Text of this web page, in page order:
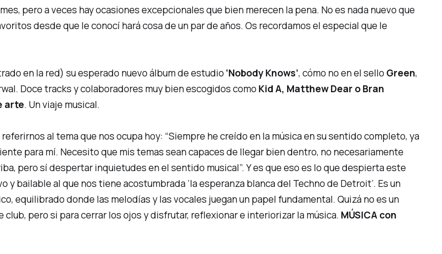
pero a veces hay ocasiones excepcionales que bien merecen la pena. No es nada nuevo que
desde que le conocí hará cosa de un par de años. Os recordamos el especial que le
en la red) su esperado nuevo álbum de estudio‘Nobody Knows’, cómo no en el selloGreen,
Doce tracks y colaboradores muy bien escogidos comoKid A, Matthew Dear o Bran
arte. Un viaje musical.
al tema que nos ocupa hoy: “Siempre he creído en la música en su sentido completo, ya
para mí. Necesito que mis temas sean capaces de llegar bien dentro, no necesariamente
pero sí despertar inquietudes en el sentido musical”.Y es que eso es lo que despierta este
y bailable al que nos tiene acostumbrada‘la esperanza blanca del Techno de Detroit’. Es un
equilibrado donde las melodías y las vocales juegan un papel fundamental. Quizá no es un
club, pero si para cerrar los ojos y disfrutar, reflexionar e interiorizar la música. MÚSICA con